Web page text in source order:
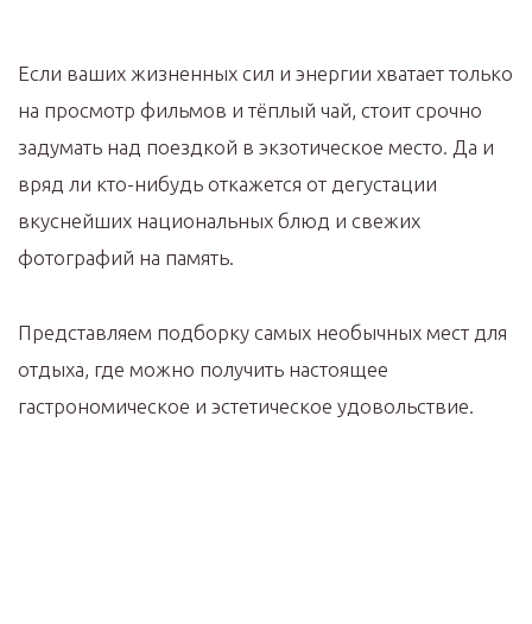
Если ваших жизненных сил и энергии хватает только
на просмотр фильмов и тёплый чай, стоит срочно
задумать над поездкой в экзотическое место. Да и
вряд ли кто-нибудь откажется от дегустации
вкуснейших национальных блюд и свежих
фотографий на память.
Представляем подборку самых необычных мест для
отдыха, где можно получить настоящее
гастрономическое и эстетическое удовольствие.